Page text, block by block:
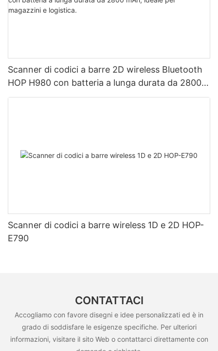
Scanner di codici a barre 2D wireless Bluetooth
HOP H980 con batteria a lunga durata da 2800
mAh, ideale per magazzini e logistica.
Scanner di codici a barre wireless 1D e 2D HOP-
E790
CONTATTACI
Accogliamo con favore disegni e idee personalizzati ed è in
grado di soddisfare le esigenze specifiche. Per ulteriori
informazioni, visitare il sito Web o contattarci direttamente con